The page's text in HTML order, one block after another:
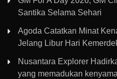
Santika Selama Sehari
Agoda Catatkan Minat
Jelang Libur Hari
Nusantara Explorer
yang memadukan